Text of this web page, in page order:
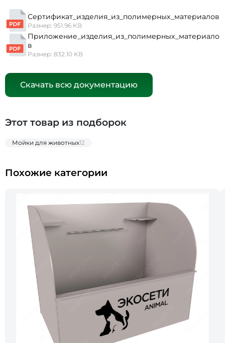
Сертификат_изделия_из_полимерных_материалов
Размер: 951.96 KB
Приложение_изделия_из_полимерных_материало
в
Размер: 832.10 KB
Скачать всю документацию
Этот товар из подборок
Мойки для животных12
Похожие категории